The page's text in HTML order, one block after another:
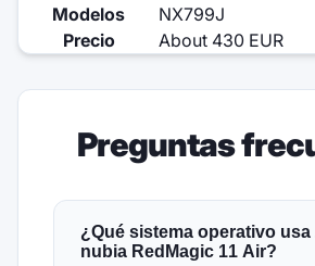
Modelos
NX799J
Precio
About 430 EUR
Preguntas
¿Qué sistema operativo usa
nubia RedMagic 11 Air?